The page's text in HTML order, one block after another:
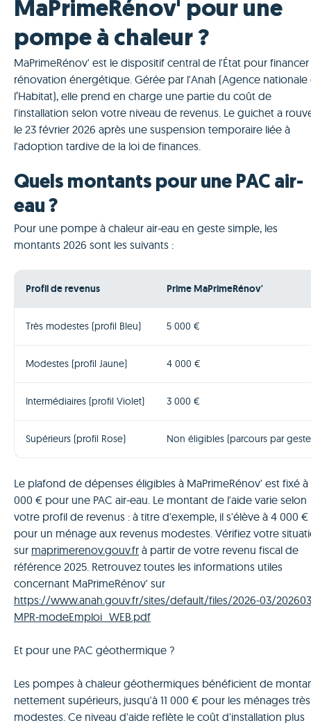
MaPrimeRénov' pour une
pompe à chaleur ?
MaPrimeRénov' est le dispositif central de l'État pour financer
rénovation énergétique. Gérée par l'Anah (Agence nationale
l’Habitat), elle prend en charge une partie du coût de
l'installation selon votre niveau de revenus. Le guichet a
le 23 février 2026 après une suspension temporaire liée à
l'adoption tardive de la loi de finances.
Quels montants pour une PAC air-
eau ?
Pour une pompe à chaleur air-eau en geste simple, les
montants 2026 sont les suivants :
Profil de revenus Prime MaPrimeRénov'
Très modestes (profil Bleu) 5 000 €
Modestes (profil Jaune) 4 000 €
Intermédiaires (profil Violet) 3 000 €
Supérieurs (profil Rose) Non éligibles (parcours par
Le plafond de dépenses éligibles à MaPrimeRénov' est fixé à
000 € pour une PAC air-eau. Le montant de l'aide varie selon
votre profil de revenus : à titre d'exemple, il s'élève à 4 000 €
pour un ménage aux revenus modestes. Vérifiez votre
sur maprimerenov.gouv.fr à partir de votre revenu fiscal de
référence 2025. Retrouvez toutes les informations utiles
concernant MaPrimeRénov' sur
https://www.anah.gouv.fr/sites/default/files/2026-03/
MPR-modeEmploi_WEB.pdf
Et pour une PAC géothermique ?
Les pompes à chaleur géothermiques bénéficient de
nettement supérieurs, jusqu'à 11 000 € pour les ménages très
modestes. Ce niveau d'aide reflète le coût d'installation plus